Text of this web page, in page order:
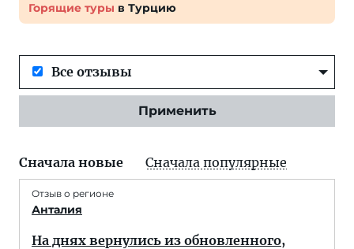
Горящие туры в Турцию
Все отзывы
Применить
Сначала новые Сначала популярные
Отзыв о регионе
Анталия
На днях вернулись из обновленного,